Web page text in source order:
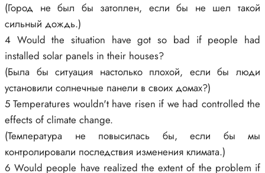
(Город не был бы затоплен, если бы не шел такой
сильный дождь.)
4 Would the situation have got so bad if people had
installed solar panels in their houses?
(Была бы ситуация настолько плохой, если бы люди
установили солнечные панели в своих домах?)
5 Temperatures wouldn't have risen if we had controlled the
effects of climate change.
(Температура не повысилась бы, если бы мы
контролировали последствия изменения климата.)
6 Would people have realized the extent of the problem if